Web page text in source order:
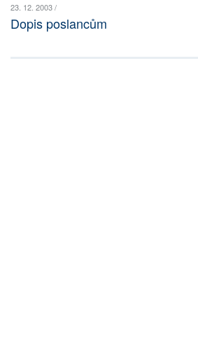
23. 12. 2003 /
Dopis poslancům